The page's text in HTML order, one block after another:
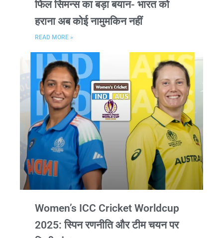
फिल सिमन्स का बड़ा बयान- भारत को
हराना अब कोई नामुमकिन नहीं
READ MORE »
Women’s ICC Cricket Worldcup
2025: स्पिन रणनीति और टीम चयन पर